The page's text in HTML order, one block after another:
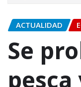
ACTUALIDAD
Se
pesca